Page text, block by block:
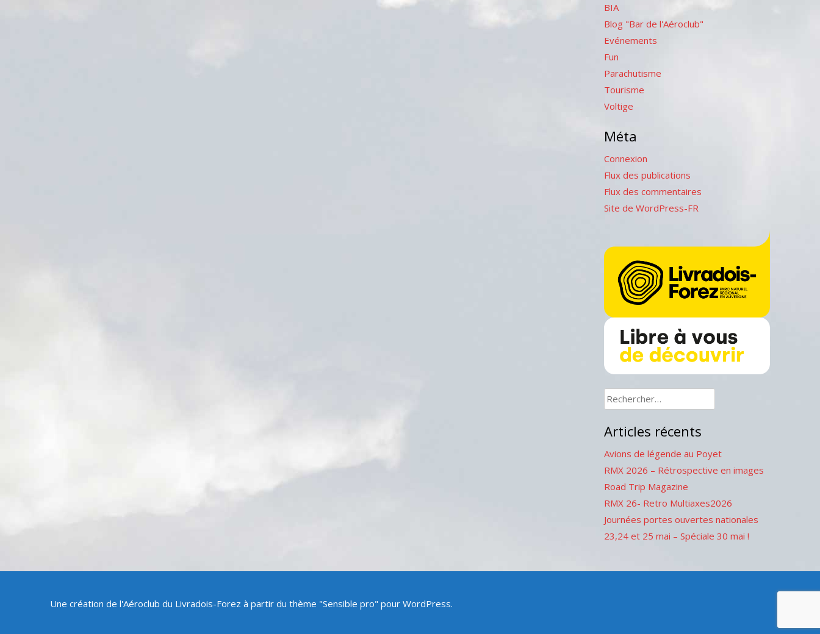
BIA
Blog "Bar de l'Aéroclub"
Evénements
Fun
Parachutisme
Tourisme
Voltige
Méta
Connexion
Flux des publications
Flux des commentaires
Site de WordPress-FR
Rechercher :
Articles récents
Avions de légende au Poyet
RMX 2026 – Rétrospective en images
Road Trip Magazine
RMX 26- Retro Multiaxes2026
Journées portes ouvertes nationales
23,24 et 25 mai – Spéciale 30 mai !
Une création de l'Aéroclub du Livradois-Forez à partir du thème "Sensible pro" pour WordPress.